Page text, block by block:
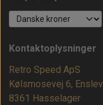
Kontaktoplysninger
Retro Speed ApS
Kølsmosevej 6, Enslev
8361 Hasselager